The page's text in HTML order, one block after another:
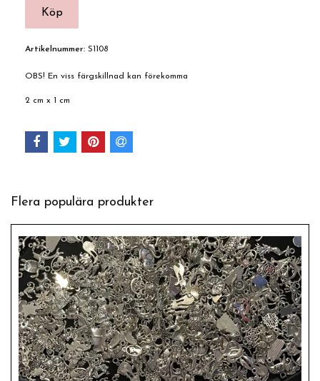
Artikelnummer: S1108
OBS! En viss färgskillnad kan förekomma
2 cm x 1 cm
Flera populära produkter